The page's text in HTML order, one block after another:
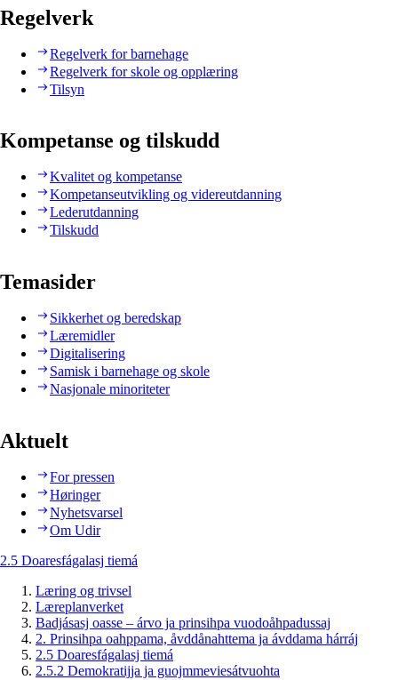
Regelverk
Regelverk for barnehage
Regelverk for skole og opplæring
Tilsyn
Kompetanse og tilskudd
Kvalitet og kompetanse
Kompetanseutvikling og videreutdanning
Lederutdanning
Tilskudd
Temasider
Sikkerhet og beredskap
Læremidler
Digitalisering
Samisk i barnehage og skole
Nasjonale minoriteter
Aktuelt
For pressen
Høringer
Nyhetsvarsel
Om Udir
2.5 Doaresfágalasj tiemá
Læring og trivsel
Læreplanverket
Badjásasj oasse – árvo ja prinsihpa vuodoåhpadussaj
2. Prinsihpa oahppama, åvddånahttema ja ávddama hárráj
2.5 Doaresfágalasj tiemá
2.5.2 Demokratijja ja guojmmeviesátvuohta